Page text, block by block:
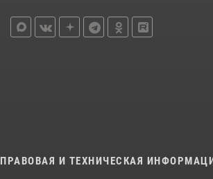
ПРАВОВАЯ И ТЕХНИЧЕСКАЯ